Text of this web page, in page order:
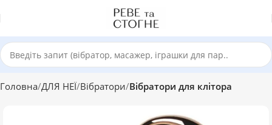
Головна ДЛЯ НЕЇ Вібратори Вібратори для клітора